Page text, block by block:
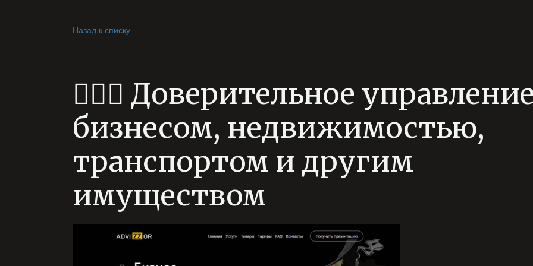
Назад к списку
🤵🏻‍♂️ Доверительное
бизнесом, недвижимостью,
транспортом и другим
имуществом